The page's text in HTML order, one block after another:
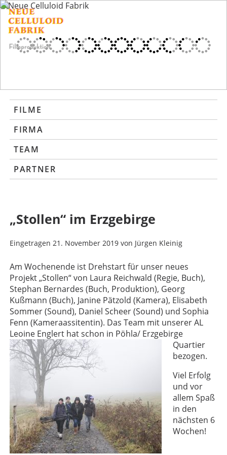
FILME
FIRMA
TEAM
PARTNER
„Stollen“ im Erzgebirge
Eingetragen21. November 2019 von Jürgen Kleinig
Am Wochenende ist Drehstart für unser neues
Projekt „Stollen“ von Laura Reichwald (Regie, Buch),
Stephan Bernardes (Buch, Produktion), Georg
Kußmann (Buch), Janine Pätzold (Kamera), Elisabeth
Sommer (Sound), Daniel Scheer (Sound) und Sophia
Fenn (Kameraassitentin). Das Team mit unserer AL
Leoine Englert hat schon in Pöhla/ Erzgebirge
Quartier
bezogen.
Viel Erfolg
und vor
allem Spaß
in den
nächsten 6
Wochen!